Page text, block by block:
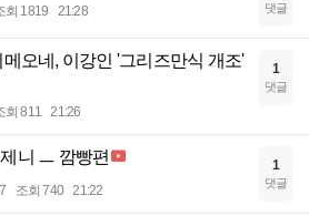
회 1819 21:28 댓글
메오네, 이강인 '그리즈만식 개조'
회 811 21:26
1
댓글
니 ㅡ 깜빵편
조회 740 21:22
1
댓글